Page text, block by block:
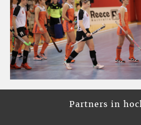
Partners in